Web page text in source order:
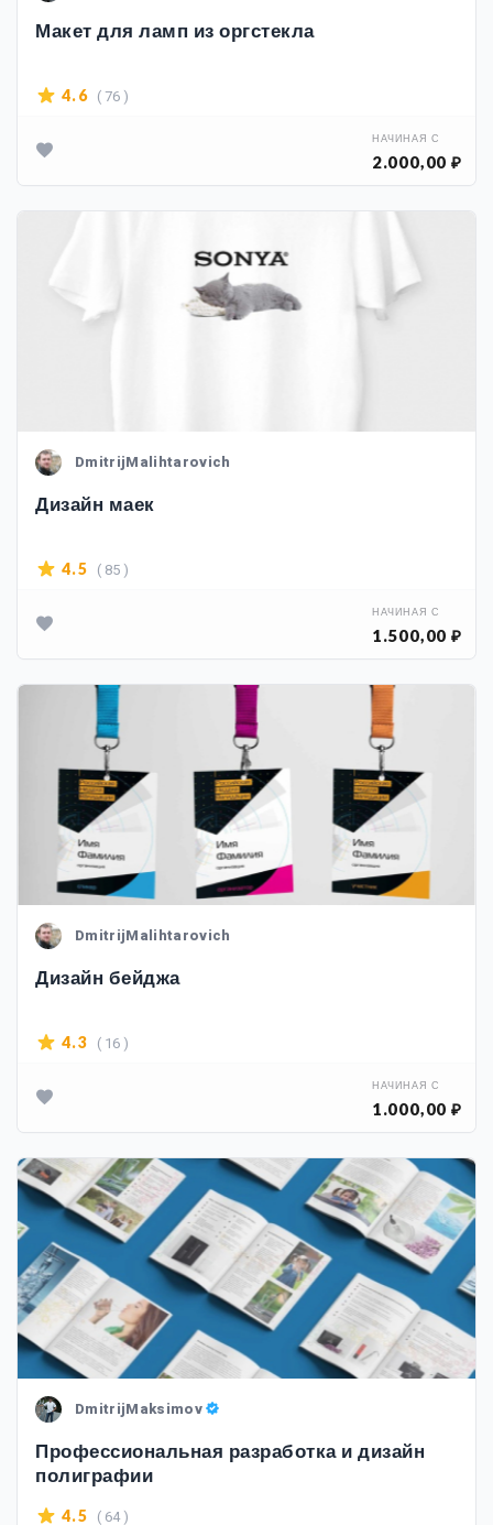
Макет для ламп из оргстекла
4.6 ( 76 )
НАЧИНАЯ С
2.000,00 ₽
DmitrijMalihtarovich
Дизайн маек
4.5 ( 85 )
НАЧИНАЯ С
1.500,00 ₽
DmitrijMalihtarovich
Дизайн бейджа
4.3 ( 16 )
НАЧИНАЯ С
1.000,00 ₽
DmitrijMaksimov
Профессиональная разработка и дизайн
полиграфии
4.5 ( 64 )